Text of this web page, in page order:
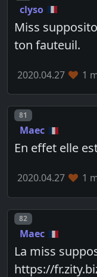
clyso
Miss
ton fauteuil.
2020.04.27 1
Post number
81
Maec
En effet elle
2020.04.27 1
Post number
82
Maec
La miss
https://